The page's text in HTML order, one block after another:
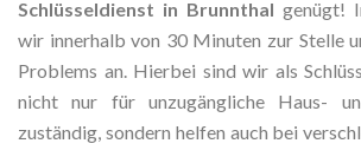
Schlüsseldienst in Brunnthal genügt!
wir innerhalb von 30 Minuten zur Stelle
Problems an. Hierbei sind wir als
nicht nur für unzugängliche Haus-
zuständig, sondern helfen auch bei